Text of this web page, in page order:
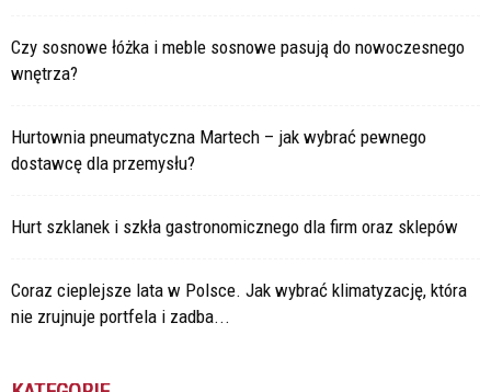
Czy sosnowe łóżka i meble sosnowe pasują do nowoczesnego
wnętrza?
Hurtownia pneumatyczna Martech – jak wybrać pewnego
dostawcę dla przemysłu?
Hurt szklanek i szkła gastronomicznego dla firm oraz sklepów
Coraz cieplejsze lata w Polsce. Jak wybrać klimatyzację, która
nie zrujnuje portfela i zadba...